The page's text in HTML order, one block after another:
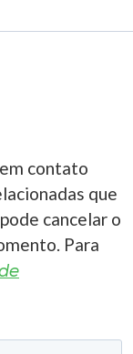
contato
que
cancelar o
Para